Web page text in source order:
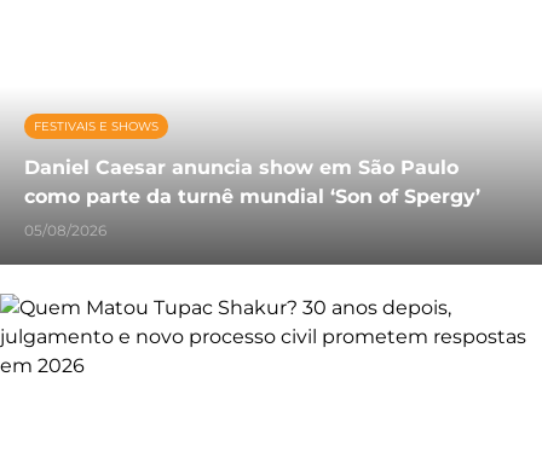
FESTIVAIS E SHOWS
Daniel Caesar anuncia show em São Paulo
como parte da turnê mundial ‘Son of Spergy’
05/08/2026